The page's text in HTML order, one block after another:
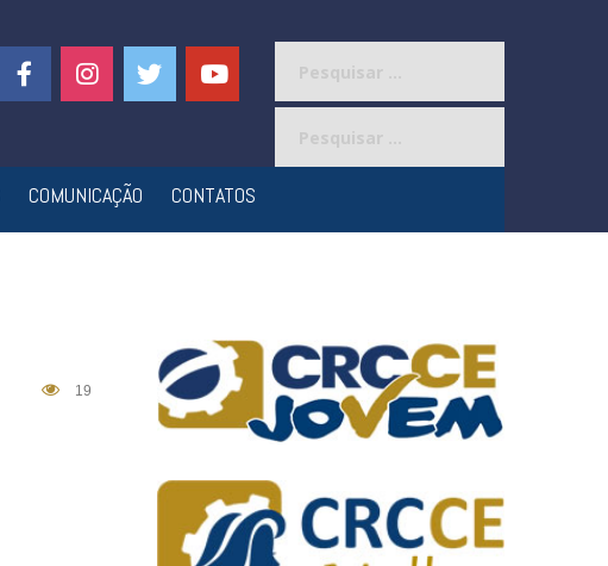
COMUNICAÇÃO CONTATOS
19